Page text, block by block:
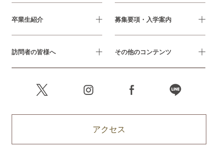
卒業生紹介 募集要項・入学案内
訪問者の皆様へ その他のコンテンツ
アクセス